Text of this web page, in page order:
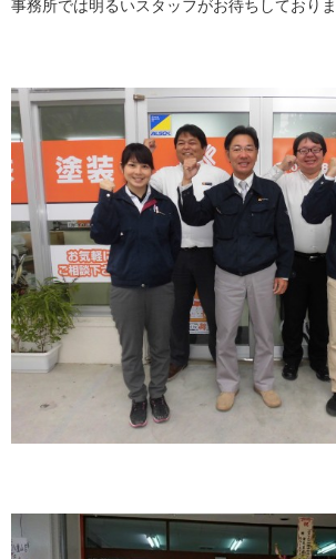
事務所では明るいスタッフがお待ちしており